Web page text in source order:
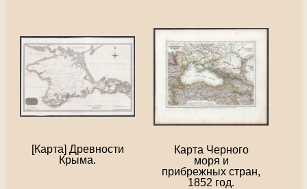
[Карта] Древности
Крыма.
Карта Черного
моря и
прибрежных стран,
1852 год.